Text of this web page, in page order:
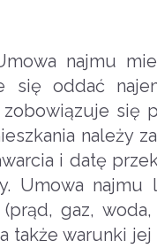
najmu
się oddać
się
należy
i datę
Umowa
gaz,
także warunki